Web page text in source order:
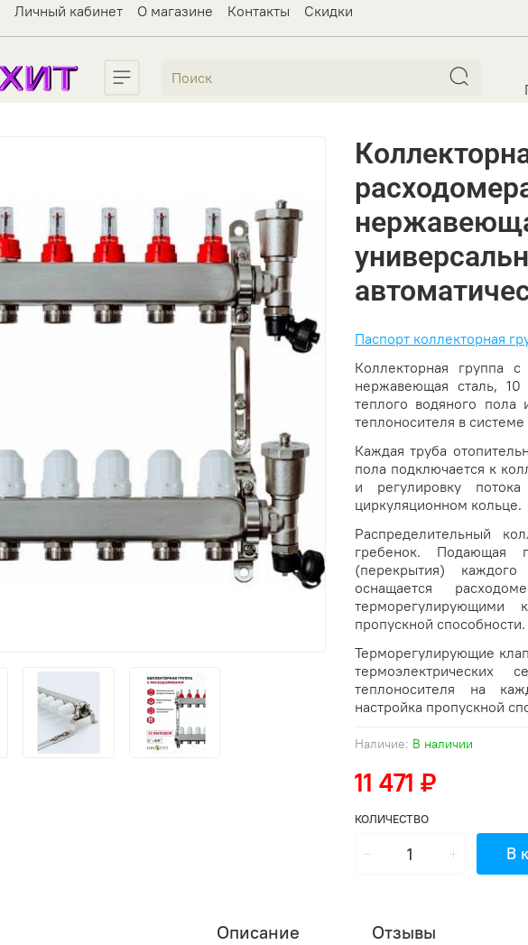
Личный кабинет О магазине Контакты Скидки
Наличие: В наличии
11 471 ₽
КОЛИЧЕСТВО
В
Паспорт коллекторная
Коллекторная группа
нержавеющая сталь,
теплого водяного пола
теплоносителя в
Каждая труба
пола подключается к
и регулировку
циркуляционном кольце.
Распределительный
гребенок. Подающая
(перекрытия)
оснащается
терморегулирующими
пропускной способности.
Терморегулирующие
термоэлектрических
теплоносителя на
настройка пропускной
Описание Отзывы